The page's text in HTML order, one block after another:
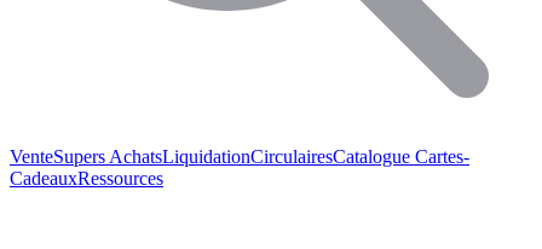
VenteSupers AchatsLiquidationCirculairesCatalogue Cartes-
CadeauxRessources